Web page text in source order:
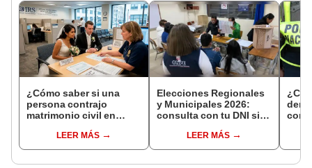
¿Cómo saber si una
persona contrajo
matrimonio civil en
LEER MÁS
Elecciones Regionales
y Municipales 2026:
consulta con tu DNI si
de mesa para este 4 de
octubre en el link oficial
LEER MÁS
con